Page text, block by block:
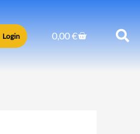
Login 0,00€Warenkorb